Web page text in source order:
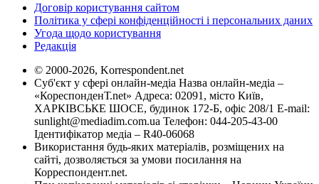
Договір користування сайтом
Політика у сфері конфіденційності і персональних даних
Угода щодо користування
Редакція
© 2000-2026, Korrespondent.net
Суб'єкт у сфері онлайн-медіа Назва онлайн-медіа –
«КореспонденТ.net» Адреса: 02091, місто Київ,
ХАРКІВСЬКЕ ШОСЕ, будинок 172-Б, офіс 208/1 E-mail:
sunlight@mediadim.com.ua Телефон: 044-205-43-00
Ідентифікатор медіа – R40-06068
Використання будь-яких матеріалів, розміщених на
сайті, дозволяється за умови посилання на
Корреспондент.net.